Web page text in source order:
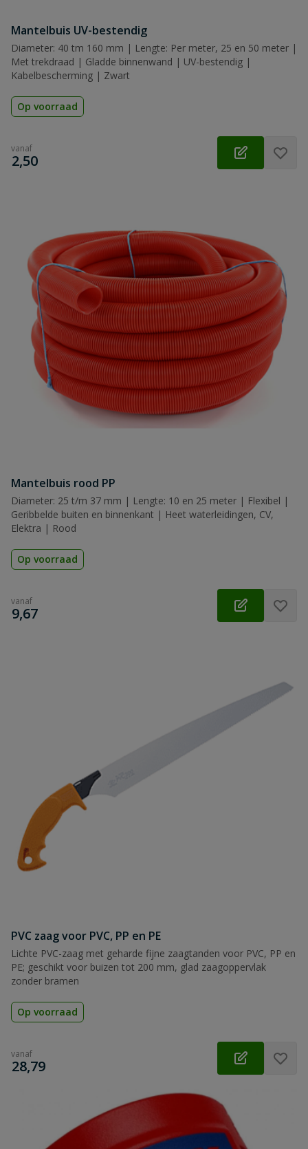
Mantelbuis UV-bestendig
Diameter: 40 tm 160 mm | Lengte: Per meter, 25 en 50 meter |
Met trekdraad | Gladde binnenwand | UV-bestendig |
Kabelbescherming | Zwart
Op voorraad
vanaf
€
2,50
Mantelbuis rood PP
Diameter: 25 t/m 37 mm | Lengte: 10 en 25 meter | Flexibel |
Geribbelde buiten en binnenkant | Heet waterleidingen, CV,
Elektra | Rood
Op voorraad
vanaf
€
9,67
PVC zaag voor PVC, PP en PE
Lichte PVC-zaag met geharde fijne zaagtanden voor PVC, PP en
PE; geschikt voor buizen tot 200 mm, glad zaagoppervlak
zonder bramen
Op voorraad
vanaf
€
28,79